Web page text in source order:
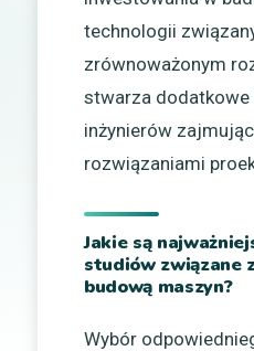
technologii
zrównoważonym
stwarza dodatkowe
inżynierów
rozwiązaniami
Jakie są
studiów związane
budową maszyn?
Wybór